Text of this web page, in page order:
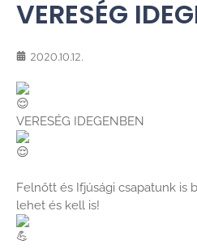
VERESÉG
2020.10.12.
VERESÉG IDEGENBEN
Felnőtt és Ifjúsági csapatunk is
lehet és kell is!